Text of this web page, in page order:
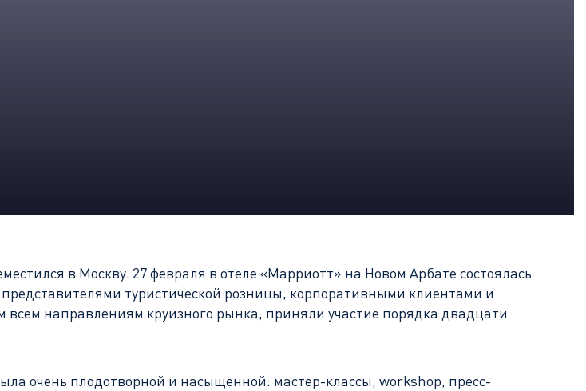
в Москву. 27 февраля в отеле «Марриотт» на Новом Арбате состоялась
туристической розницы, корпоративными клиентами и
направлениям круизного рынка, приняли участие порядка двадцати
очень плодотворной и насыщенной: мастер-классы, workshop, пресс-